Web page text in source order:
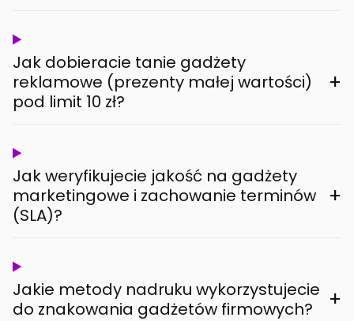
Jak dobieracie tanie gadżety
reklamowe (prezenty małej wartości)
pod limit 10 zł?
+
Jak weryfikujecie jakość na gadżety
marketingowe i zachowanie terminów
(SLA)?
+
Jakie metody nadruku wykorzystujecie
do znakowania gadżetów firmowych?
+